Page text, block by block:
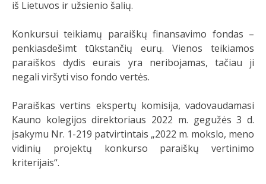
iš Lietuvos ir užsienio šalių.
Konkursui teikiamų paraiškų finansavimo fondas –
penkiasdešimt tūkstančių eurų. Vienos teikiamos
paraiškos dydis eurais yra neribojamas, tačiau ji
negali viršyti viso fondo vertės.
Paraiškas vertins ekspertų komisija, vadovaudamasi
Kauno kolegijos direktoriaus 2022 m. gegužės 3 d.
įsakymu Nr. 1-219 patvirtintais „2022 m. mokslo, meno
vidinių projektų konkurso paraiškų vertinimo
kriterijais“.